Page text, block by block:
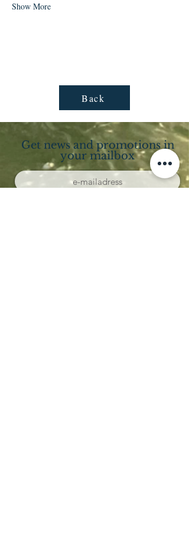
Show More
Back
Get news and promotions in
your mailbox